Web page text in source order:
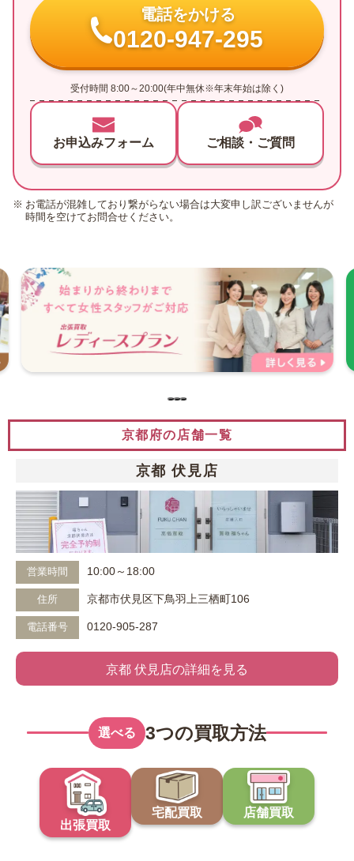
電話をかける
0120-947-295
受付時間 8:00～20:00(年中無休※年末年始は除く)
お申込みフォーム ご相談・ご質問
お電話が混雑しており繋がらない場合は大変申し訳ございませんが
時間を空けてお問合せください。
京都府の店舗一覧
京都 伏見店
営業時間 10:00～18:00
住所 京都市伏見区下鳥羽上三栖町106
電話番号 0120-905-287
京都 伏見店の詳細を見る
選べる 3つの買取方法
出張買取
宅配買取 店舗買取